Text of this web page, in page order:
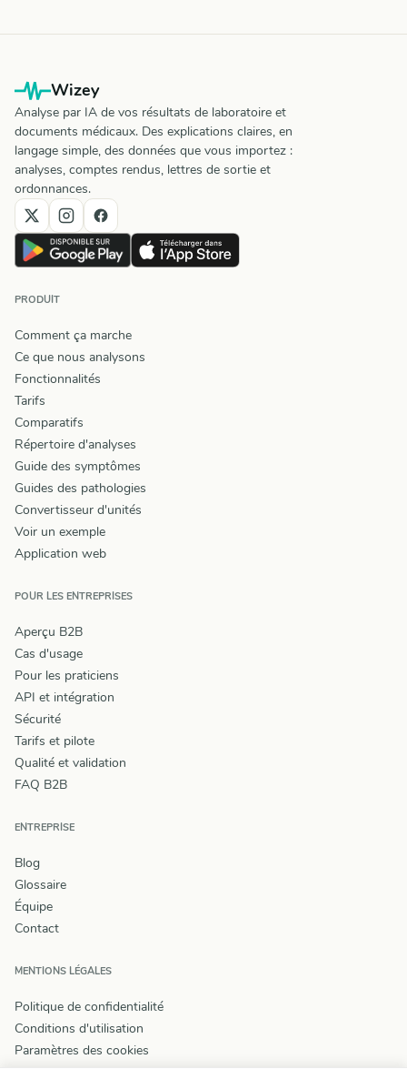
Wizey
Analyse par IA de vos résultats de laboratoire et
documents médicaux. Des explications claires, en
langage simple, des données que vous importez :
analyses, comptes rendus, lettres de sortie et
ordonnances.
PRODUIT
Comment ça marche
Ce que nous analysons
Fonctionnalités
Tarifs
Comparatifs
Répertoire d'analyses
Guide des symptômes
Guides des pathologies
Convertisseur d'unités
Voir un exemple
Application web
POUR LES ENTREPRISES
Aperçu B2B
Cas d'usage
Pour les praticiens
API et intégration
Sécurité
Tarifs et pilote
Qualité et validation
FAQ B2B
ENTREPRISE
Blog
Glossaire
Équipe
Contact
MENTIONS LÉGALES
Politique de confidentialité
Conditions d'utilisation
Paramètres des cookies